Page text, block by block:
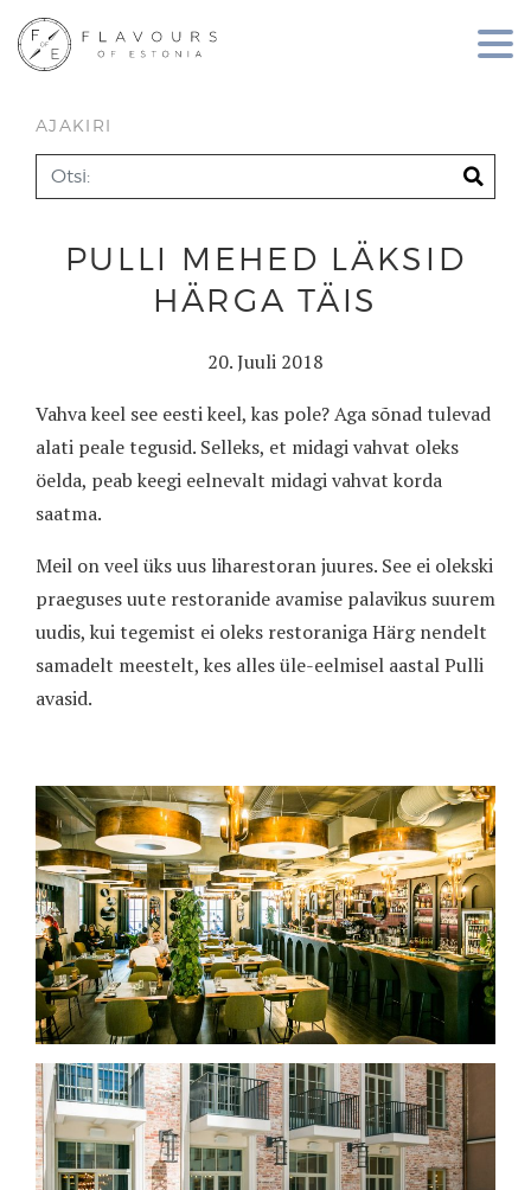
AJAKIRI
PULLI MEHED LÄKSID
HÄRGA TÄIS
20. Juuli 2018
Vahva keel see eesti keel, kas pole? Aga sõnad tulevad
alati peale tegusid. Selleks, et midagi vahvat oleks
öelda, peab keegi eelnevalt midagi vahvat korda
saatma.
Meil on veel üks uus liharestoran juures. See ei olekski
praeguses uute restoranide avamise palavikus suurem
uudis, kui tegemist ei oleks restoraniga Härg nendelt
samadelt meestelt, kes alles üle-eelmisel aastal Pulli
avasid.